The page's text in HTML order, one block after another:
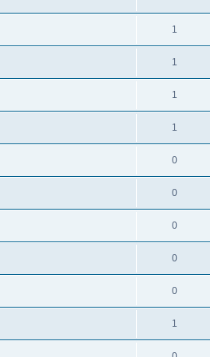
1
1
1
1
0
0
0
0
0
1